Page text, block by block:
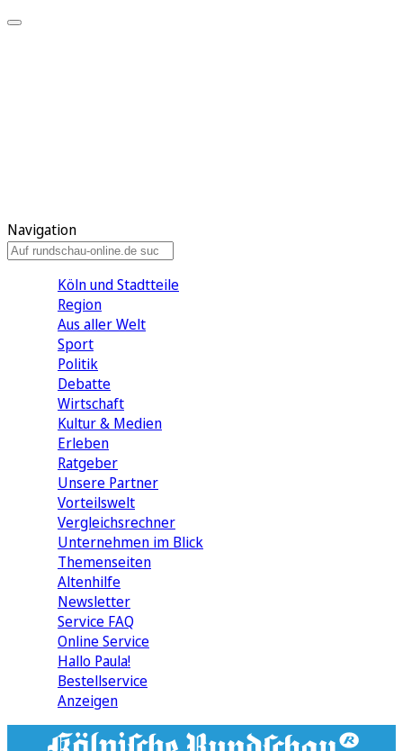
Navigation
Köln und Stadtteile
Region
Aus aller Welt
Sport
Politik
Debatte
Wirtschaft
Kultur & Medien
Erleben
Ratgeber
Unsere Partner
Vorteilswelt
Vergleichsrechner
Unternehmen im Blick
Themenseiten
Altenhilfe
Newsletter
Service FAQ
Online Service
Hallo Paula!
Bestellservice
Anzeigen